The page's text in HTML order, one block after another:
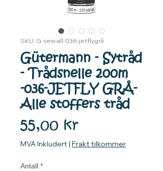
SKU: G-sew-all-036-jetflygrå
Gütermann - Sytråd
- Trådsnelle 200m
-036-JETFLY GRÅ-
Alle stoffers tråd
55,00 krPris
MVA Inkludert | Frakt tilkommer
Antall *